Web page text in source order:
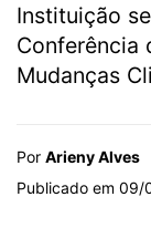
Instituição
Conferência
Mudanças
Por Arieny Alves
Publicado em